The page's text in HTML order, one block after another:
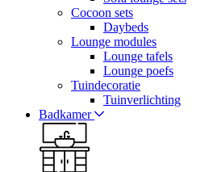
Cocoon sets
Daybeds
Lounge modules
Lounge tafels
Lounge poefs
Tuindecoratie
Tuinverlichting
Badkamer